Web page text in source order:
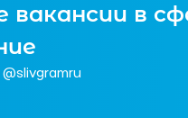
вакансии в